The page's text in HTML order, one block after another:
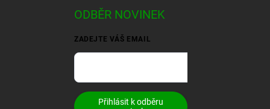
ODBĚR NOVINEK
ZADEJTE VÁŠ EMAIL
Přihlásit k odběru